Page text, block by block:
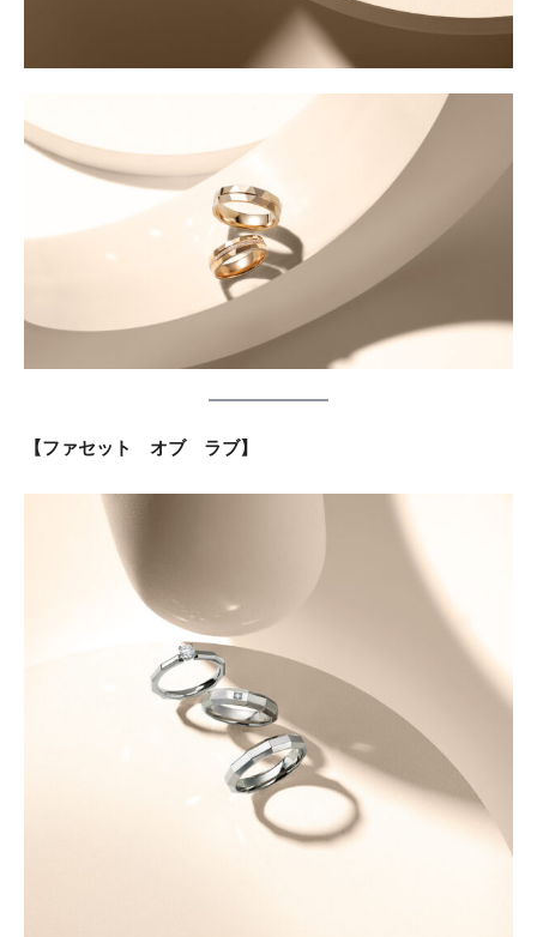
【ファセット オブ ラブ】